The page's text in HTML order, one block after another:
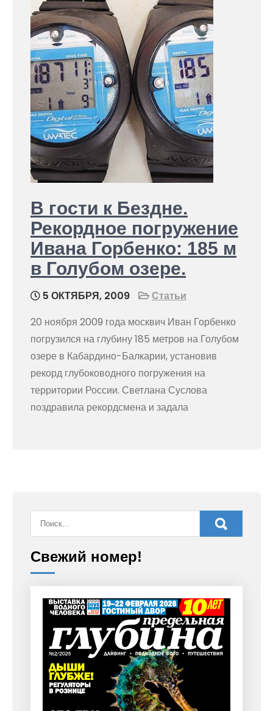
В гости к Бездне.
Рекордное погружение
Ивана Горбенко: 185 м
в Голубом озере.
5 ОКТЯБРЯ, 2009
Статьи
20 ноября 2009 года москвич Иван Горбенко
погрузился на глубину 185 метров на Голубом
озере в Кабардино-Балкарии, установив
рекорд глубоководного погружения на
территории России. Светлана Суслова
поздравила рекордсмена и задала
Свежий номер!